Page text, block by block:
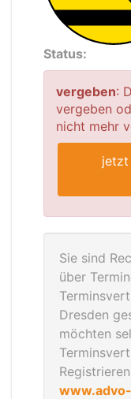
Status:
vergeben:
vergeben
nicht mehr
jetzt
Sie sind
über
Dresden
möchten